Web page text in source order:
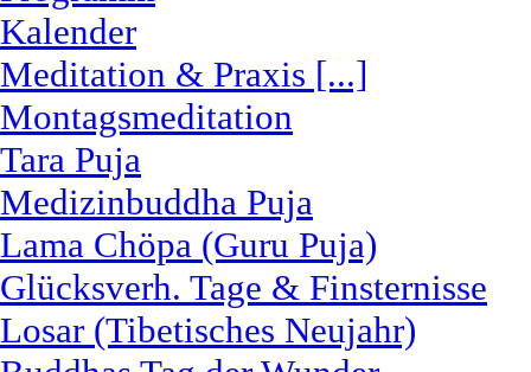
Kalender
Meditation & Praxis [...]
Montagsmeditation
Tara Puja
Medizinbuddha Puja
Lama Chöpa (Guru Puja)
Glücksverh. Tage & Finsternisse
Losar (Tibetisches Neujahr)